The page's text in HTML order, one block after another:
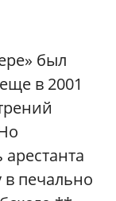
был
в 2001
в печально